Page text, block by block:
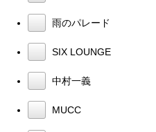
雨のパレード
SIX LOUNGE
中村一義
MUCC